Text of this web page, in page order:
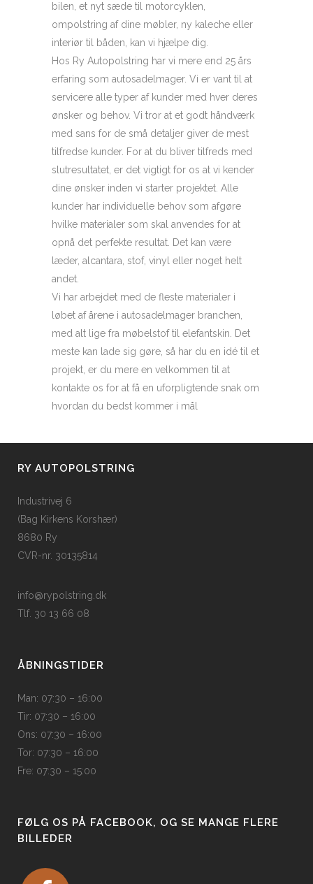
bilen, et nyt sæde til motorcyklen,
ompolstring af dine møbler, ny kaleche eller
interiør til båden, kan vi hjælpe dig.
Hos Ry Autopolstring har vi mere end 25 års
erfaring som autosadelmager. Vi er vant til at
servicere alle typer af kunder med hver deres
ønsker og behov. Vi tror at et godt håndværk
med sans for de små detaljer giver de mest
tilfredse kunder. For at du bliver tilfreds med
slutresultatet, er det vigtigt for os at vi kender
dine ønsker inden vi starter projektet. Alle
kunder har individuelle behov som afgøre
hvilke materialer som skal anvendes for at
opnå det perfekte resultat. Det kan være
læder, alcantara, stof, vinyl eller noget helt
andet.
Vi har arbejdet med de fleste materialer i
løbet af årene i autosadelmager branchen,
med alt lige fra møbelstof til elefantskin. Det
meste kan lade sig gøre, så har du en idé til et
projekt, er du mere en velkommen til at
kontakte os for at få en uforpligtende snak om
hvordan du bedst kommer i mål
RY AUTOPOLSTRING
Industrivej 6
(Bag Kirkens Korshær)
8680 Ry
CVR-nr. 30135814
info@rypolstring.dk
Tlf. 30 13 66 08
ÅBNINGSTIDER
Man: 07:30 – 16:00
Tir: 07:30 – 16:00
Ons: 07:30 – 16:00
Tor: 07:30 – 16:00
Fre: 07:30 – 15:00
FØLG OS PÅ FACEBOOK, OG SE MANGE FLERE
BILLEDER